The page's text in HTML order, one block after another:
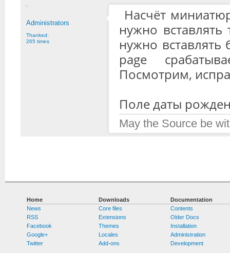
Administrators
Thanked:
265 times
Насчёт
нужно
нужно вставлять
page
Посмотрим,
Поле даты
May the Source be
Home
News
RSS
Facebook
Google+
Twitter
Downloads
Core files
Extensions
Themes
Locales
Add-ons
Documentation
Contents
Older Docs
Installation
Administration
Development